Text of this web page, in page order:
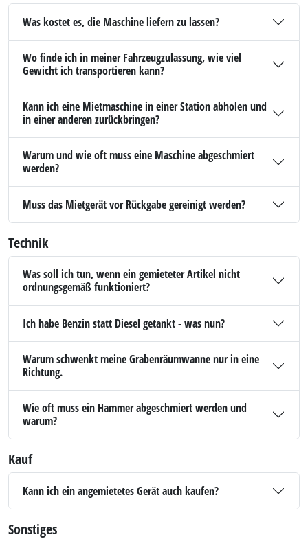
Was kostet es, die Maschine liefern zu lassen?
Wo finde ich in meiner Fahrzeugzulassung, wie viel
Gewicht ich transportieren kann?
Kann ich eine Mietmaschine in einer Station abholen und
in einer anderen zurückbringen?
Warum und wie oft muss eine Maschine abgeschmiert
werden?
Muss das Mietgerät vor Rückgabe gereinigt werden?
Technik
Was soll ich tun, wenn ein gemieteter Artikel nicht
ordnungsgemäß funktioniert?
Ich habe Benzin statt Diesel getankt - was nun?
Warum schwenkt meine Grabenräumwanne nur in eine
Richtung.
Wie oft muss ein Hammer abgeschmiert werden und
warum?
Kauf
Kann ich ein angemietetes Gerät auch kaufen?
Sonstiges